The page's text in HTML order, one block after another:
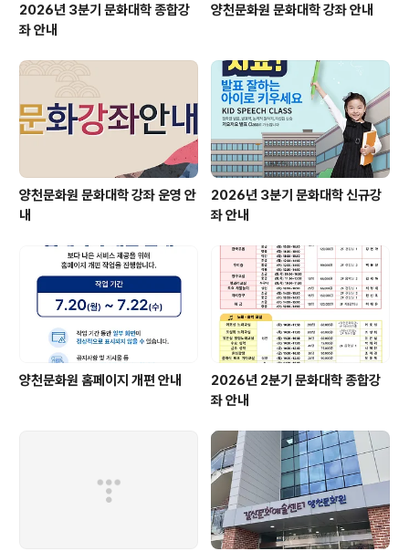
2026년 3분기 문화대학 종합강
좌 안내
양천문화원 문화대학 강좌 안내
양천문화원 문화대학 강좌 운영 안
내
2026년 3분기 문화대학 신규강
좌 안내
양천문화원 홈페이지 개편 안내
2026년 2분기 문화대학 종합강
좌 안내